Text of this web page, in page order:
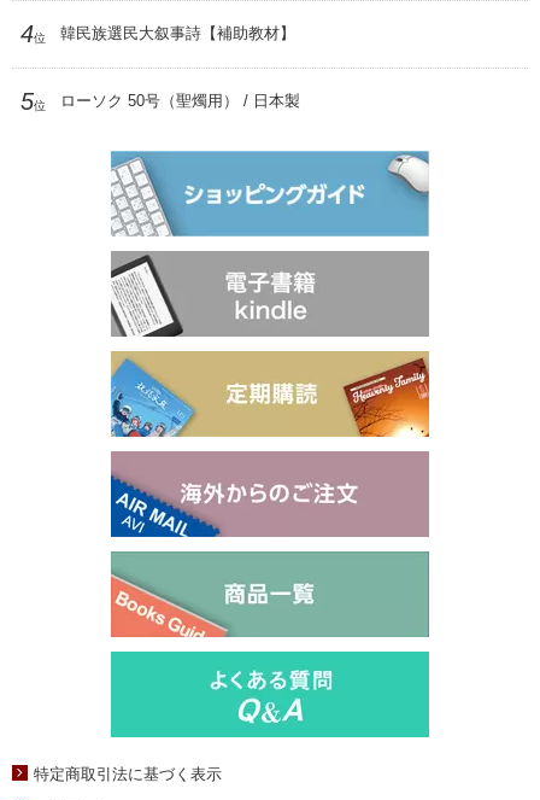
4位 韓民族選民大叙事詩【補助教材】
5位 ローソク 50号（聖燭用） / 日本製
特定商取引法に基づく表示